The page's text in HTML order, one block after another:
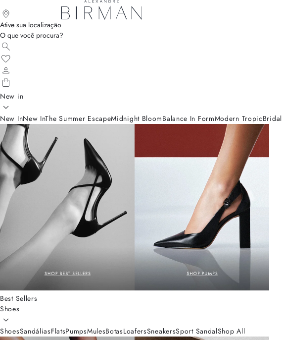
Ative sua localização
O que você procura?
New in
New InNew InThe Summer EscapeMidnight BloomBalance In FormModern TropicBridal
Best Sellers
Shoes
ShoesSandáliasFlatsPumpsMulesBotasLoafersSneakersSport SandalShop All